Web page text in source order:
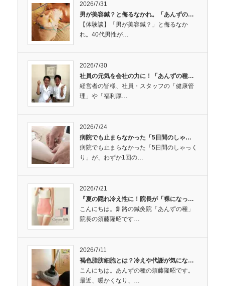
2026/7/31
男が美容鍼？と侮るなかれ。「あんずの…
【体験談】「男が美容鍼？」と侮るなか
れ。40代男性が…
2026/7/30
社員の元気を会社の力に！「あんずの種…
経営者の皆様、社員・スタッフの「健康管
理」や「福利厚…
2026/7/24
病院でも止まらなかった「5日間のしゃ…
病院でも止まらなかった「5日間のしゃっく
り」が、わずか1回の…
2026/7/21
『夏の隠れ冷え性に！院長が「裸になっ…
こんにちは。釧路の鍼灸院「あんずの種」
院長の須藤隆昭です…
2026/7/11
褐色脂肪細胞とは？冷えや代謝が気にな…
こんにちは。あんずの種の須藤隆昭です。
最近、暖かくなり、…